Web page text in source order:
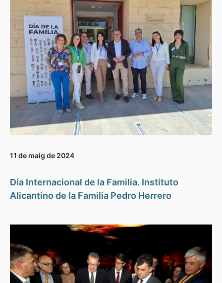
11 de maig de 2024
Día Internacional de la Familia. Instituto
Alicantino de la Familia Pedro Herrero